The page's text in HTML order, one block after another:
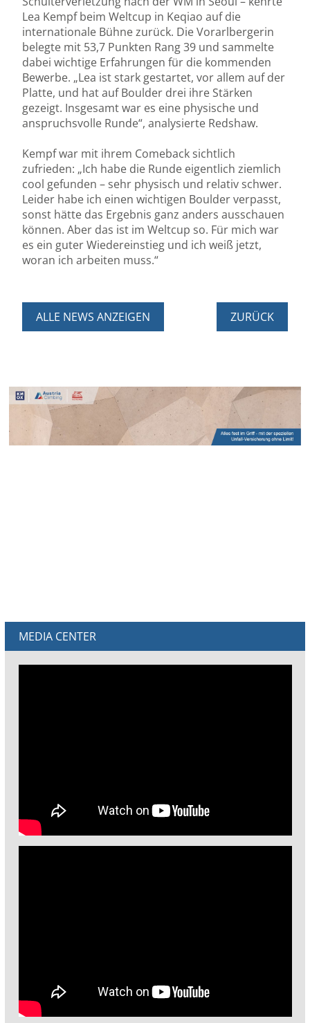
Lea Kempf beim Weltcup in Keqiao auf die
internationale Bühne zurück. Die Vorarlbergerin
belegte mit 53,7 Punkten Rang 39 und sammelte
dabei wichtige Erfahrungen für die kommenden
Bewerbe. „Lea ist stark gestartet, vor allem auf der
Platte, und hat auf Boulder drei ihre Stärken
gezeigt. Insgesamt war es eine physische und
anspruchsvolle Runde“, analysierte Redshaw.
Kempf war mit ihrem Comeback sichtlich
zufrieden: „Ich habe die Runde eigentlich ziemlich
cool gefunden – sehr physisch und relativ schwer.
Leider habe ich einen wichtigen Boulder verpasst,
sonst hätte das Ergebnis ganz anders ausschauen
können. Aber das ist im Weltcup so. Für mich war
es ein guter Wiedereinstieg und ich weiß jetzt,
woran ich arbeiten muss.“
ALLE NEWS ANZEIGEN ZURÜCK
MEDIA CENTER